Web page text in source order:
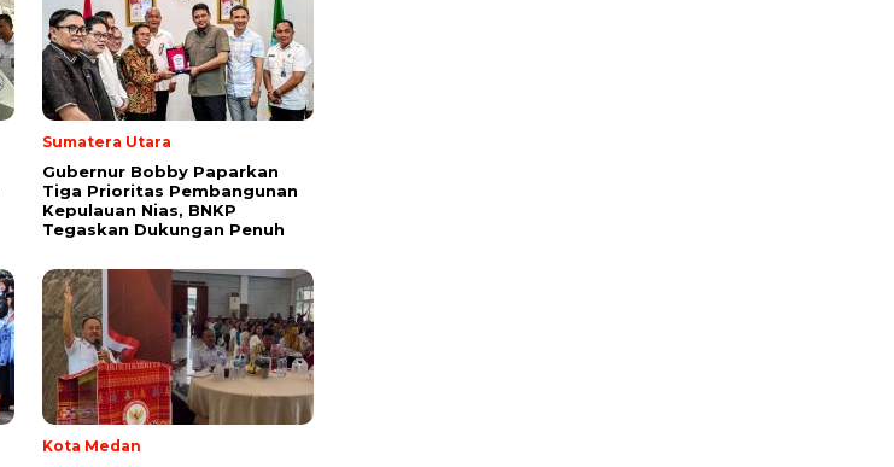
Sumatera Utara
Gubernur Bobby Paparkan
Tiga Prioritas Pembangunan
Kepulauan Nias, BNKP
Tegaskan Dukungan Penuh
Kota Medan